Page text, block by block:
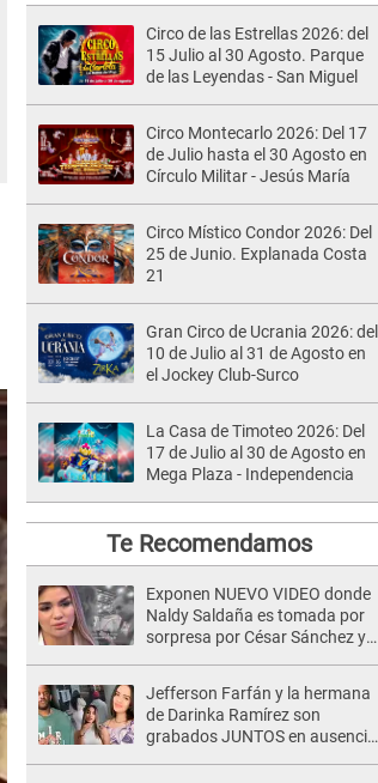
Circo de las Estrellas 2026: del
15 Julio al 30 Agosto. Parque
de las Leyendas - San Miguel
Circo Montecarlo 2026: Del 17
de Julio hasta el 30 Agosto en
Círculo Militar - Jesús María
Circo Místico Condor 2026: Del
25 de Junio. Explanada Costa
21
Gran Circo de Ucrania 2026: del
10 de Julio al 31 de Agosto en
el Jockey Club-Surco
La Casa de Timoteo 2026: Del
17 de Julio al 30 de Agosto en
Mega Plaza - Independencia
Te Recomendamos
Exponen NUEVO VIDEO donde
Naldy Saldaña es tomada por
sorpresa por César Sánchez y
Jefferson Farfán y la hermana
de Darinka Ramírez son
grabados JUNTOS en ausencia